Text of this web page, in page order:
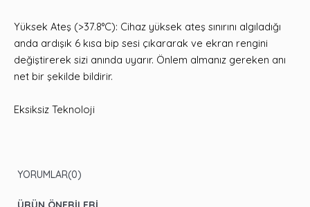
Yüksek Ateş (>37.8°C): Cihaz yüksek ateş sınırını algıladığı
anda ardışık 6 kısa bip sesi çıkararak ve ekran rengini
değiştirerek sizi anında uyarır. Önlem almanız gereken anı
net bir şekilde bildirir.
Eksiksiz Teknoloji
YORUMLAR(0)